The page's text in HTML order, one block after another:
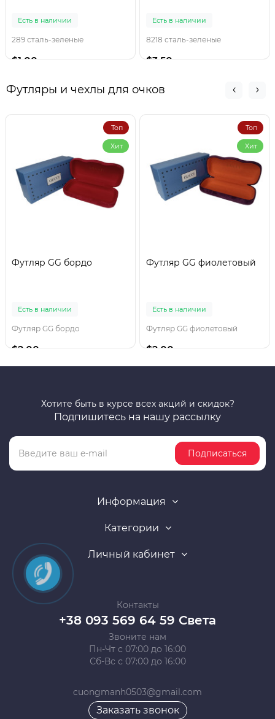
Есть в наличии
289 сталь-зеленые
$1.00
Есть в наличии
8218 сталь-зеленые
$3.50
Футляры и чехлы для очков
Топ
Хит
Футляр GG бордо
Есть в наличии
Футляр GG бордо
$2.00
Топ
Хит
Футляр GG фиолетовый
Есть в наличии
Футляр GG фиолетовый
$2.00
Хотите быть в курсе всех акций и скидок?
Подпишитесь на нашу рассылку
Подписаться
Информация
Категории
Личный кабинет
Контакты
+38 093 569 64 59 Света
Звоните нам
Пн-Чт с 07:00 до 16:00
Сб-Вс с 07:00 до 16:00
cuongmanh0503@gmail.com
Заказать звонок